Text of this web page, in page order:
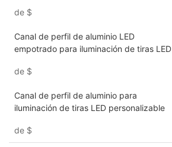
de $
Canal de perfil de aluminio LED
empotrado para iluminación de tiras LED
de $
Canal de perfil de aluminio para
iluminación de tiras LED personalizable
de $